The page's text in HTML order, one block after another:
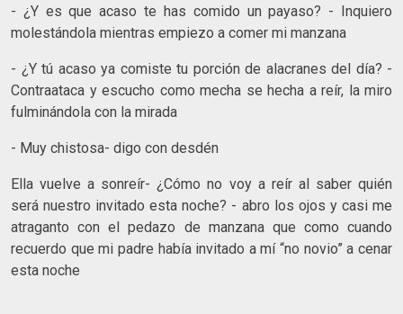
- ¿Y es que acaso te has comido un payaso? - Inquiero
molestándola mientras empiezo a comer mi manzana
- ¿Y tú acaso ya comiste tu porción de alacranes del día? -
Contraataca y escucho como mecha se hecha a reír, la miro
fulminándola con la mirada
- Muy chistosa- digo con desdén
Ella vuelve a sonreír- ¿Cómo no voy a reír al saber quién
será nuestro invitado esta noche? - abro los ojos y casi me
atraganto con el pedazo de manzana que como cuando
recuerdo que mi padre había invitado a mí “no novio” a cenar
esta noche